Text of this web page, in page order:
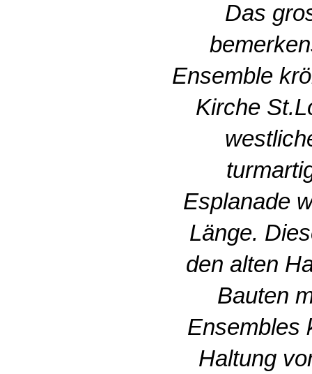
Das
Ensemble
Kirche
Esplanade
Länge.
den alten
Bauten
Ensembles
Haltung